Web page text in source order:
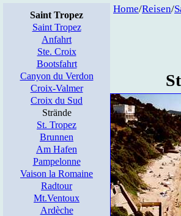
Home/Rei­sen/
Saint Tropez
Saint Tropez
Anfahrt
Ste. Croix
Bootsfahrt
Canyon du Verdon
Croix-Valmer
Croix du Sud
Strände
St. Tropez
Brunnen
Am Hafen
Pampelonne
Vaison la Romaine
Radtour
Mt.Ventoux
Ardèche